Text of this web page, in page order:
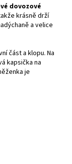
dovozové
krásně drží
a velice
část a klopu. Na
kapsička na
je